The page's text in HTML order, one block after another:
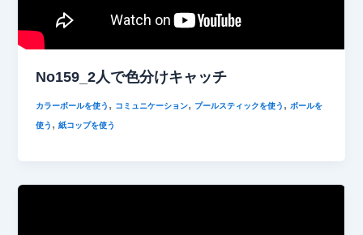
No159_2人で色分けキャッチ
カラーボールを使う , コミュニケーション, プールスティックを使う ,ボールを
使う ,紙コップを使う